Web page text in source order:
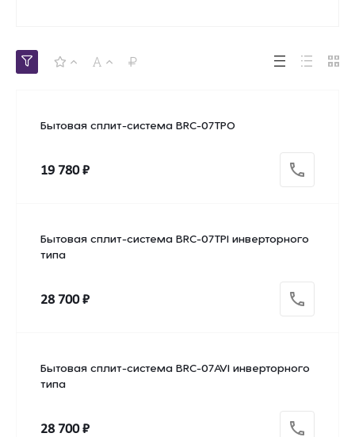
Бытовая сплит-система BRC-07TPO
19 780 ₽
Бытовая сплит-система BRC-07TPI инверторного
типа
28 700 ₽
Бытовая сплит-система BRC-07AVI инверторного
типа
28 700 ₽